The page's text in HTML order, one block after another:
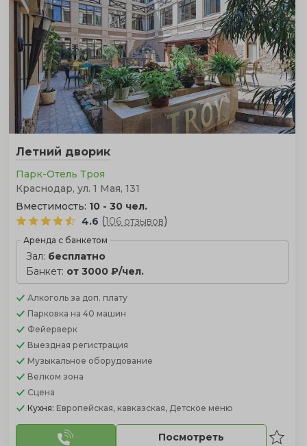
Летний дворик
Парк-Отель Троя
Краснодар, ул. 1 Мая, 131
Вместимость: 10 - 30 чел.
4.6 (106 отзывов)
Аренда с банкетом
Зал: бесплатно
Банкет: от 3000 ₽/чел.
Алкоголь за доп. плату
Парковка на 40 машин
Фейерверк
Выездная регистрация
Музыкальное оборудование
Велком зона
Сцена
Кухня: Европейская, кавказская, Детское меню
Посмотреть